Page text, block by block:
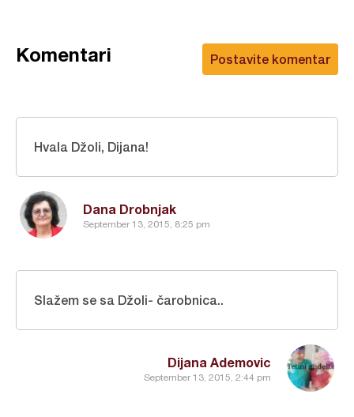
Postavite komentar
Komentari
Dana Drobnjak
September 13, 2015, 8:25 pm
Hvala Džoli, Dijana!
Dijana Ademovic
September 13, 2015, 2:44 pm
Slažem se sa Džoli- čarobnica..